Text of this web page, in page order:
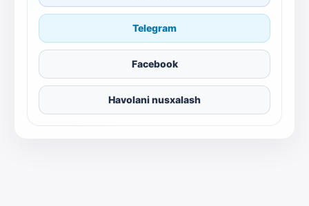
Telegram
Facebook
Havolani nusxalash